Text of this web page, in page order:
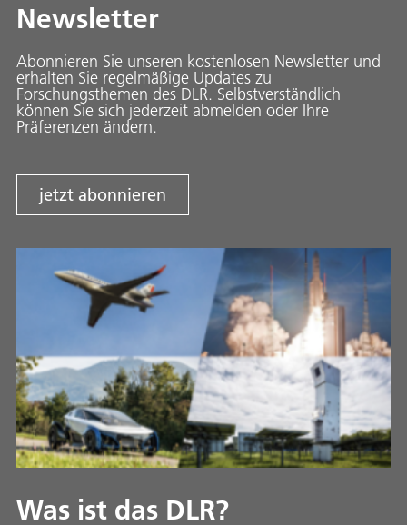
Newsletter
Abonnieren Sie unseren kostenlosen Newsletter und
erhalten Sie regelmäßige Updates zu
Forschungsthemen des DLR. Selbstverständlich
können Sie sich jederzeit abmelden oder Ihre
Präferenzen ändern.
jetzt abonnieren
Was ist das DLR?